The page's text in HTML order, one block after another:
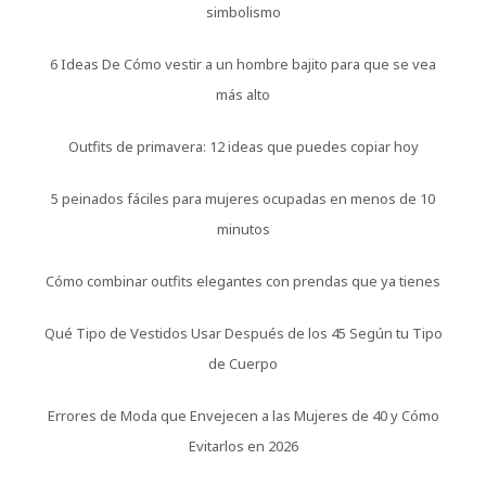
simbolismo
6 Ideas De Cómo vestir a un hombre bajito para que se vea
más alto
Outfits de primavera: 12 ideas que puedes copiar hoy
5 peinados fáciles para mujeres ocupadas en menos de 10
minutos
Cómo combinar outfits elegantes con prendas que ya tienes
Qué Tipo de Vestidos Usar Después de los 45 Según tu Tipo
de Cuerpo
Errores de Moda que Envejecen a las Mujeres de 40 y Cómo
Evitarlos en 2026